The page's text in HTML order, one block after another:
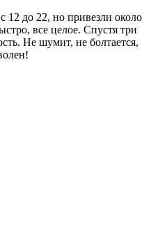
12 до 22, но привезли около
все целое. Спустя три
Не шумит, не болтается,